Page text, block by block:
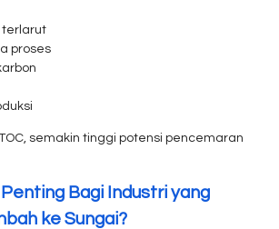
terlarut
proses
semakin tinggi potensi pencemaran
Bagi Industri yang
ke Sungai?